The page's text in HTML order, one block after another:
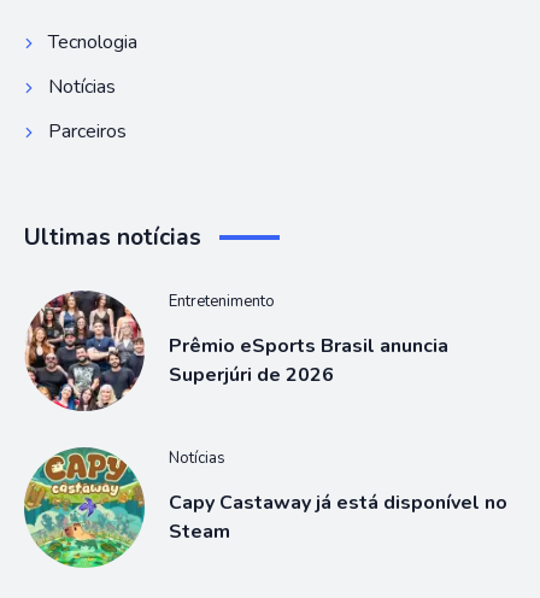
Tecnologia
Notícias
Parceiros
Ultimas notícias
Entretenimento
Prêmio eSports Brasil anuncia
Superjúri de 2026
Notícias
Capy Castaway já está disponível no
Steam